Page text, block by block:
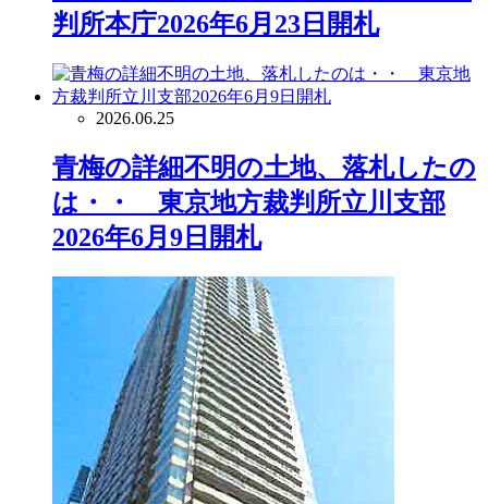
判所本庁2026年6月23日開札
2026.06.25
青梅の詳細不明の土地、落札したの
は・・ 東京地方裁判所立川支部
2026年6月9日開札